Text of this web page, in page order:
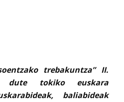
trebakuntza” II.
dute tokiko euskara
baliabideak